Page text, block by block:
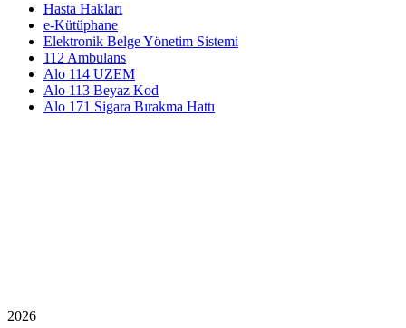
Hasta Hakları
e-Kütüphane
Elektronik Belge Yönetim Sistemi
112 Ambulans
Alo 114 UZEM
Alo 113 Beyaz Kod
Alo 171 Sigara Bırakma Hattı
2026